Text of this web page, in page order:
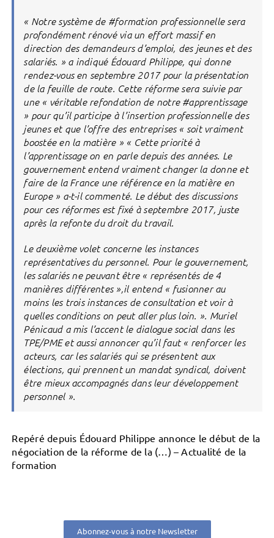
« Notre système de #formation professionnelle sera
profondément rénové via un effort massif en
direction des demandeurs d’emploi, des jeunes et des
salariés. » a indiqué Édouard Philippe, qui donne
rendez-vous en septembre 2017 pour la présentation
de la feuille de route. Cette réforme sera suivie par
une « véritable refondation de notre #apprentissage
» pour qu’il participe à l’insertion professionnelle des
jeunes et que l’offre des entreprises « soit vraiment
boostée en la matière » « Cette priorité à
l’apprentissage on en parle depuis des années. Le
gouvernement entend vraiment changer la donne et
faire de la France une référence en la matière en
Europe » a-t-il commenté. Le début des discussions
pour ces réformes est fixé à septembre 2017, juste
après la refonte du droit du travail.
Le deuxième volet concerne les instances
représentatives du personnel. Pour le gouvernement,
les salariés ne peuvant être « représentés de 4
manières différentes »,il entend « fusionner au
moins les trois instances de consultation et voir à
quelles conditions on peut aller plus loin. ». Muriel
Pénicaud a mis l’accent le dialogue social dans les
TPE/PME et aussi annoncer qu’il faut « renforcer les
acteurs, car les salariés qui se présentent aux
élections, qui prennent un mandat syndical, doivent
être mieux accompagnés dans leur développement
personnel ».
Repéré depuis Édouard Philippe annonce le début de la
négociation de la réforme de la (…) – Actualité de la
formation
Abonnez-vous à notre Newsletter